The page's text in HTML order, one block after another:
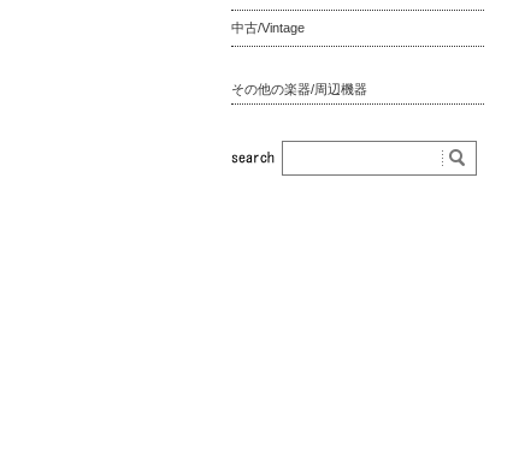
中古/Vintage
その他の楽器/周辺機器